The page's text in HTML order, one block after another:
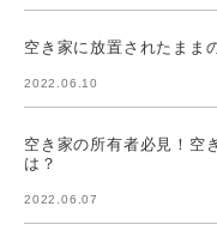
空き家に放置されたまま
2022.06.10
空き家の所有者必見！空
は？
2022.06.07